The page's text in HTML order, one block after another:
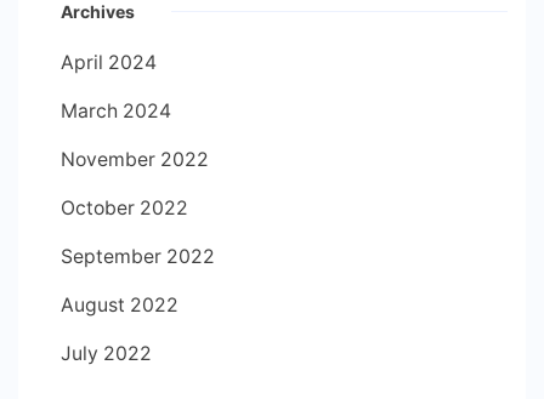
Archives
April 2024
March 2024
November 2022
October 2022
September 2022
August 2022
July 2022